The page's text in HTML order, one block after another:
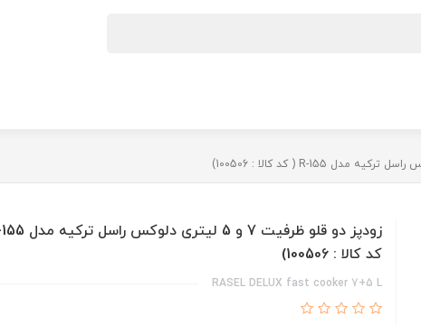
کد کالا : 100506)
RASEL DELUX fast cooker 7+5 L